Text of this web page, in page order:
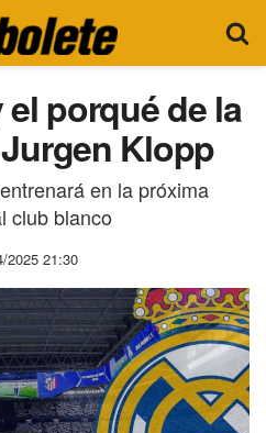
porqué de la
Klopp
en la próxima
club blanco
2025 21:30